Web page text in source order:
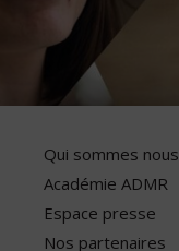
Qui sommes nous
Académie ADMR
Espace presse
Nos partenaires